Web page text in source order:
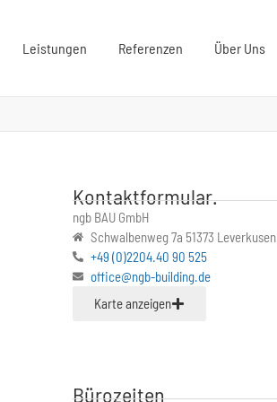
Leistungen Referenzen Über Uns
Kontaktformular.
ngb BAU GmbH
Schwalbenweg 7a 51373 Leverkusen
+49 (0)2204.40 90 525
office@ngb-building.de
Karte anzeigen
Bürozeiten